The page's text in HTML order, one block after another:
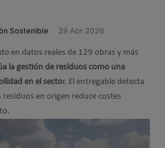
Sostenible 29 Abr 2026
en datos reales de 129 obras y más
la gestión de residuos como una
en el sector. El entregable detecta
residuos en origen reduce costes